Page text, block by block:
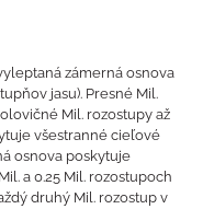
zámerná osnova
jasu). Presné Mil.
Mil. rozostupy až
všestranné cieľové
osnova poskytuje
a 0.25 Mil. rozostupoch
druhý Mil. rozostup v